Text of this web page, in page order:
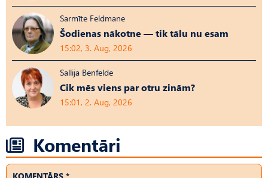
Sarmīte Feldmane
Šodienas nākotne — tik tālu nu esam
15:02, 3. Aug, 2026
Sallija Benfelde
Cik mēs viens par otru zinām?
15:01, 2. Aug, 2026
Komentāri